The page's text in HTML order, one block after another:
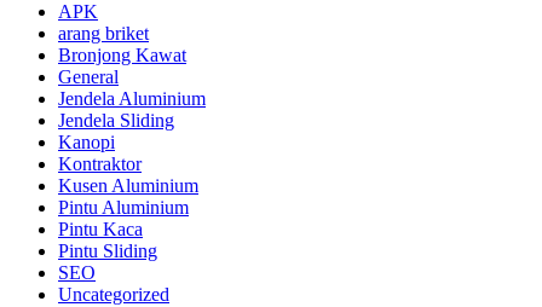
APK
arang briket
Bronjong Kawat
General
Jendela Aluminium
Jendela Sliding
Kanopi
Kontraktor
Kusen Aluminium
Pintu Aluminium
Pintu Kaca
Pintu Sliding
SEO
Uncategorized